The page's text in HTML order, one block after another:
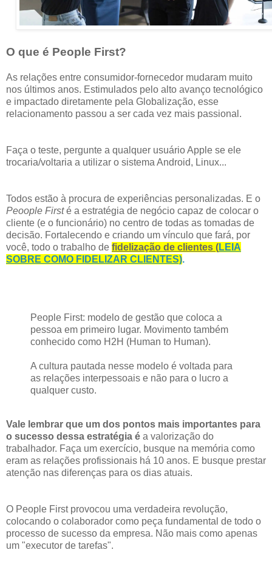
O que é People First?
As relações entre consumidor-fornecedor mudaram muito
nos últimos anos. Estimulados pelo alto avanço tecnológico
e impactado diretamente pela Globalização, esse
relacionamento passou a ser cada vez mais passional.
Faça o teste, pergunte a qualquer usuário Apple se ele
trocaria/voltaria a utilizar o sistema Android, Linux...
Todos estão à procura de experiências personalizadas. E o
Peoople Firsté a estratégia de negócio capaz de colocar o
cliente (e o funcionário) no centro de todas as tomadas de
decisão. Fortalecendo e criando um vínculo que fará, por
você, todo o trabalho de fidelização de clientes (LEIA
SOBRE COMO FIDELIZAR CLIENTES).
People First: modelo de gestão que coloca a
pessoa em primeiro lugar. Movimento também
conhecido como H2H (Human to Human).
A cultura pautada nesse modelo é voltada para
as relações interpessoais e não para o lucro a
qualquer custo.
Vale lembrar que um dos pontos mais importantes para
o sucesso dessa estratégia é a valorização do
trabalhador. Faça um exercício, busque na memória como
eram as relações profissionais há 10 anos. E busque prestar
atenção nas diferenças para os dias atuais.
O People First provocou uma verdadeira revolução,
colocando o colaborador como peça fundamental de todo o
processo de sucesso da empresa. Não mais como apenas
um "executor de tarefas".